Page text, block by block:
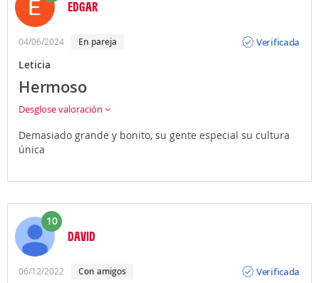
EDGAR
04/06/2024 En pareja
Verificada
Leticia
Hermoso
Desglose valoración
Demasiado grande y bonito, su gente especial su cultura
única
10
DAVID
06/12/2022 Con amigos
Verificada